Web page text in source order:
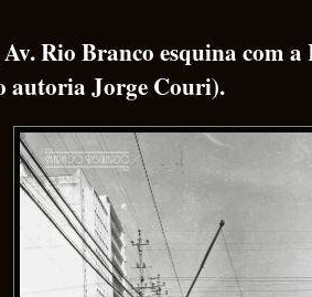
Rio Branco esquina com
autoria Jorge Couri).